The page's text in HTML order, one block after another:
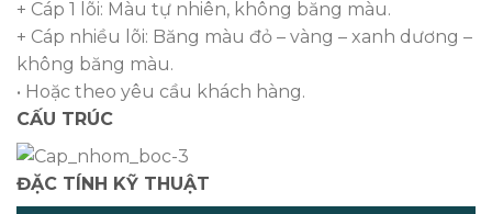
+ Cáp 1 lõi: Màu tự nhiên, không băng màu.
+ Cáp nhiều lõi: Băng màu đỏ – vàng – xanh dương –
không băng màu.
• Hoặc theo yêu cầu khách hàng.
CẤU TRÚC
ĐẶC TÍNH KỸ THUẬT